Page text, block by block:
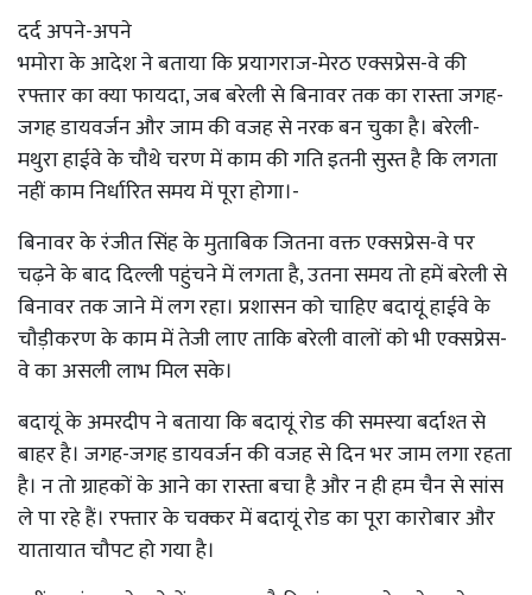
दर्द अपने-अपने
भमोरा के आदेश ने बताया कि प्रयागराज-मेरठ एक्सप्रेस-वे की
रफ्तार का क्या फायदा, जब बरेली से बिनावर तक का रास्ता जगह-
जगह डायवर्जन और जाम की वजह से नरक बन चुका है। बरेली-
मथुरा हाईवे के चौथे चरण में काम की गति इतनी सुस्त है कि लगता
नहीं काम निर्धारित समय में पूरा होगा।-
बिनावर के रंजीत सिंह के मुताबिक जितना वक्त एक्सप्रेस-वे पर
चढ़ने के बाद दिल्ली पहुंचने में लगता है, उतना समय तो हमें बरेली से
बिनावर तक जाने में लग रहा। प्रशासन को चाहिए बदायूं हाईवे के
चौड़ीकरण के काम में तेजी लाए ताकि बरेली वालों को भी एक्सप्रेस-
वे का असली लाभ मिल सके।
बदायूं के अमरदीप ने बताया कि बदायूं रोड की समस्या बर्दाश्त से
बाहर है। जगह-जगह डायवर्जन की वजह से दिन भर जाम लगा रहता
है। न तो ग्राहकों के आने का रास्ता बचा है और न ही हम चैन से सांस
ले पा रहे हैं। रफ्तार के चक्कर में बदायूं रोड का पूरा कारोबार और
यातायात चौपट हो गया है।